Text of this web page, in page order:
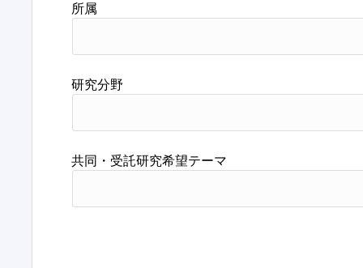
所属
研究分野
共同・受託研究希望テーマ